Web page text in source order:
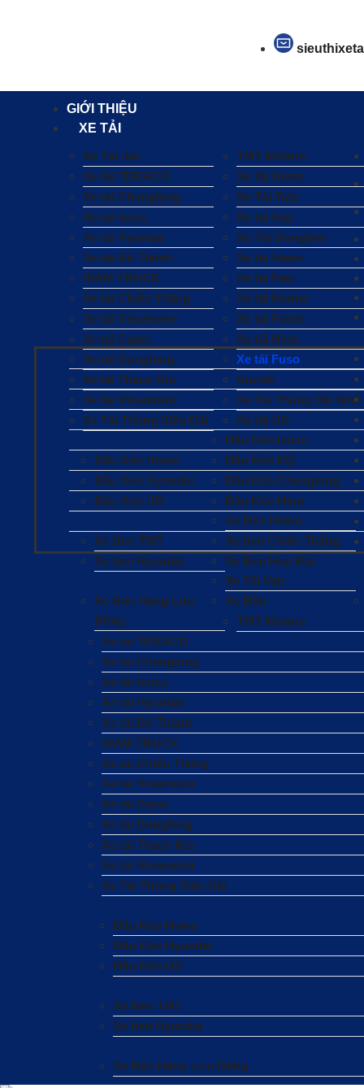
GIỚI THIỆU
XE TẢI
Xe Tải Jac
TMT Motors
Xe tải TERACO
Xe tải Howo
Xe tải Chenglong
Xe Tải Tata
Xe tải Isuzu
Xe tải Gaz
Xe tải Hyundai
Xe Tải Dongben
Xe tải Đô Thành
Xe tải Veam
SIAM TRUCK
Xe tải Faw
Xe tải Chiến Thắng
Xe tải Kenbo
Xe tải Vinamotor
Xe tải Foton
Xe tải Camc
Xe tải Hino
Xe tải Dongfeng
Xe tải Fuso
Xe tải Thaco Kia
Suzuki
Xe tải Vinamotor
Xe Tải Thùng Dài 6m2
Xe Tải Thùng Siêu Dài
Xe tải UD
Đầu Kéo Isuzu
Đầu Kéo Howo
Đầu Kéo Mỹ
Đầu Kéo Hyundai
Đầu Kéo Chenglong
Đầu Kéo UD
Đầu Kéo Hino
Xe Ben Howo
Xe Ben TMT
Xe ben Chiến Thắng
Xe ben Hyundai
Xe Ben Hoa Mai
Xe Tải Van
Xe Bán Hàng Lưu
Động
Xe Bồn
TMT Motors
Xe tải TERACO
Xe tải Chenglong
Xe tải Isuzu
Xe tải Hyundai
Xe tải Đô Thành
SIAM TRUCK
Xe tải Chiến Thắng
Xe tải Vinamotor
Xe tải Camc
Xe tải Dongfeng
Xe tải Thaco Kia
Xe tải Vinamotor
Xe Tải Thùng Siêu Dài
Đầu Kéo Howo
Đầu Kéo Hyundai
Đầu Kéo UD
Xe Ben TMT
Xe ben Hyundai
Xe Bán Hàng Lưu Động